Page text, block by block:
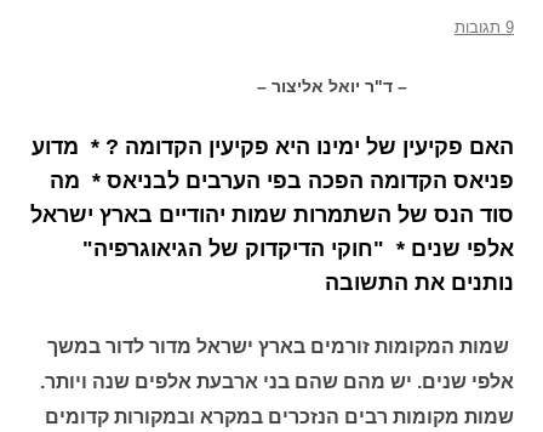
9 תגובות
– ד"ר יואל אליצור –
האם פקיעין של ימינו היא פקיעין הקדומה ? * מדוע
פניאס הקדומה הפכה בפי הערבים לבניאס * מה
סוד הנס של השתמרות שמות יהודיים בארץ ישראל
אלפי שנים * "חוקי הדיקדוק של הגיאוגרפיה"
נותנים את התשובה
שמות המקומות זורמים בארץ ישראל מדור לדור במשך
אלפי שנים. יש מהם שהם בני ארבעת אלפים שנה ויותר.
שמות מקומות רבים הנזכרים במקרא ובמקורות קדומים